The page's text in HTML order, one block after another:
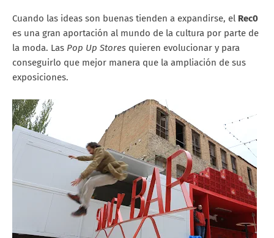
Cuando las ideas son buenas tienden a expandirse, el Rec0
es una gran aportación al mundo de la cultura por parte de
la moda. Las Pop Up Stores quieren evolucionar y para
conseguirlo que mejor manera que la ampliación de sus
exposiciones.